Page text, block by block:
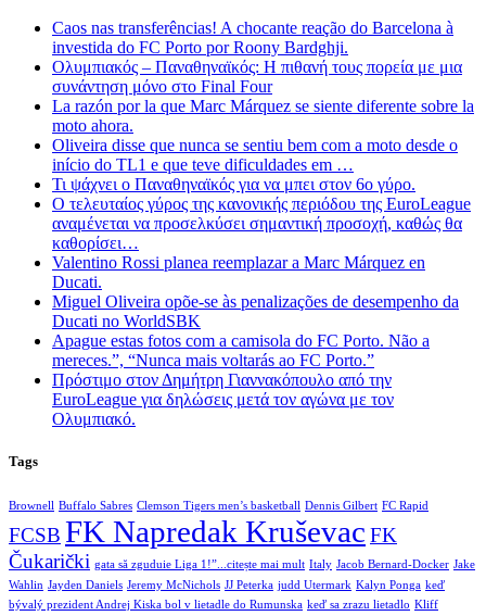
Caos nas transferências! A chocante reação do Barcelona à
investida do FC Porto por Roony Bardghji.
Ολυμπιακός – Παναθηναϊκός: Η πιθανή τους πορεία με μια
συνάντηση μόνο στο Final Four
La razón por la que Marc Márquez se siente diferente sobre la
moto ahora.
Oliveira disse que nunca se sentiu bem com a moto desde o
início do TL1 e que teve dificuldades em …
Τι ψάχνει ο Παναθηναϊκός για να μπει στον 6ο γύρο.
Ο τελευταίος γύρος της κανονικής περιόδου της EuroLeague
αναμένεται να προσελκύσει σημαντική προσοχή, καθώς θα
καθορίσει…
Valentino Rossi planea reemplazar a Marc Márquez en
Ducati.
Miguel Oliveira opõe-se às penalizações de desempenho da
Ducati no WorldSBK
Apague estas fotos com a camisola do FC Porto. Não a
mereces.”, “Nunca mais voltarás ao FC Porto.”
Πρόστιμο στον Δημήτρη Γιαννακόπουλο από την
EuroLeague για δηλώσεις μετά τον αγώνα με τον
Ολυμπιακό.
Tags
Brownell Buffalo Sabres Clemson Tigers men’s basketball Dennis Gilbert FC Rapid
FCSB FK Napredak Kruševac FK
Čukarički gata să zguduie Liga 1!”...citește mai mult Italy Jacob Bernard-Docker Jake
Wahlin Jayden Daniels Jeremy McNichols JJ Peterka judd Utermark Kalyn Ponga keď
bývalý prezident Andrej Kiska bol v lietadle do Rumunska keď sa zrazu lietadlo Kliff